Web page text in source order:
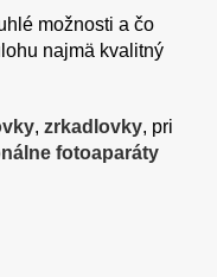
možnosti a čo
najmä kvalitný
, zrkadlovky, pri
fotoaparáty